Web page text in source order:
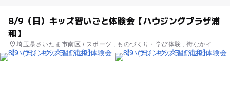
8/9（日）キッズ習いごと体験会【ハウジングプラザ浦
和】
埼玉県さいたま市南区 / スポーツ , ものづくり・学び体験 , 街なかイベ
ント , ミニイベント